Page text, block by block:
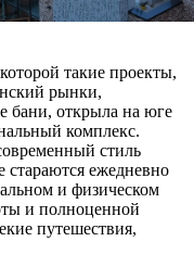
такие проекты,
рынки,
бани, открыла на юге
комплекс.
стиль
стараются ежедневно
и физическом
и полноценной
путешествия,